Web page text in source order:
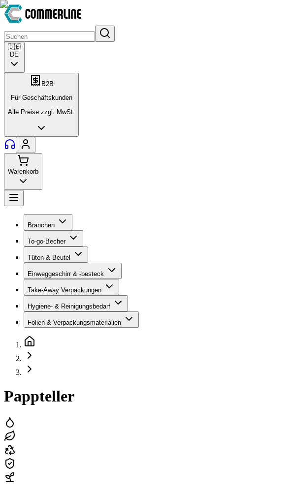
🇩🇪
DE
B2B
Für Geschäftskunden
Alle Preise zzgl. MwSt.
Warenkorb
Branchen
To-go-Becher
Tüten & Beutel
Einweggeschirr & -besteck
Take-Away Verpackungen
Hygiene- & Reinigungsbedarf
Folien & Verpackungsmaterialien
Pappteller